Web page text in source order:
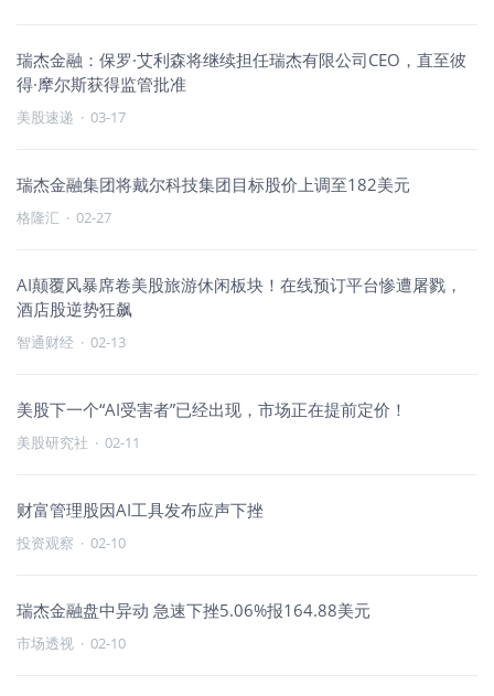
瑞杰金融：保罗·艾利森将继续担任瑞杰有限公司CEO，直至彼
得·摩尔斯获得监管批准
美股速递 · 03-17
瑞杰金融集团将戴尔科技集团目标股价上调至182美元
格隆汇 · 02-27
AI颠覆风暴席卷美股旅游休闲板块！在线预订平台惨遭屠戮，
酒店股逆势狂飙
智通财经 · 02-13
美股下一个“AI受害者”已经出现，市场正在提前定价！
美股研究社 · 02-11
财富管理股因AI工具发布应声下挫
投资观察 · 02-10
瑞杰金融盘中异动 急速下挫5.06%报164.88美元
市场透视 · 02-10